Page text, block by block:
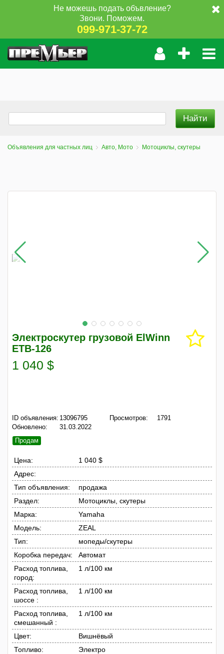
Не можешь подать объвление?
Звони. Поможем.
099-971-37-72
Объявления для частных лиц Авто, Мото Мотоциклы, скутеры
Электроскутер грузовой ElWinn
ETB-126
1 040 $
ID объявления: 13096795
Обновлено:
31.03.2022
Просмотров: 1791
Продам
Цена:
1 040 $
Адрес:
Тип объявления:
продажа
Раздел:
Мотоциклы, скутеры
Марка:
Yamaha
Модель:
ZEAL
Тип:
мопеды/скутеры
Коробка передач:
Автомат
Расход топлива,
город:
1 л/100 км
Расход топлива,
шоссе :
1 л/100 км
Расход топлива,
смешанный :
1 л/100 км
Цвет:
Вишнёвый
Топливо:
Электро